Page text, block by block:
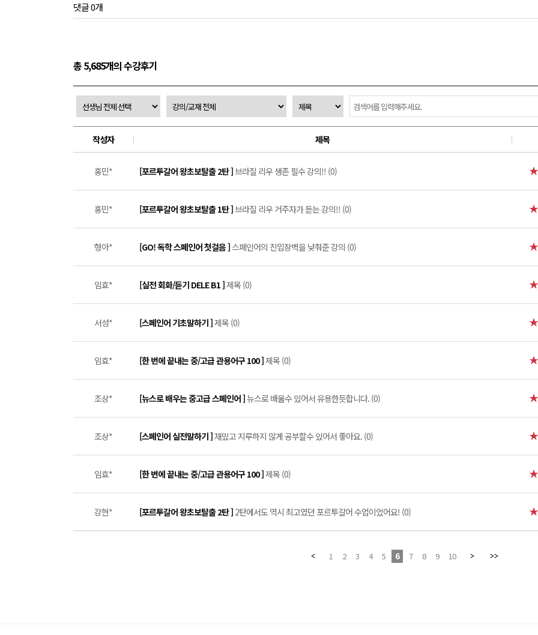
댓글 0개
총 5,685개의 수강후기
작성자 제목
홍민* [포르투갈어 왕초보탈출 2탄 ]브라질 리우 생존 필수 강의!! (0)
홍민* [포르투갈어 왕초보탈출 1탄 ]브라질 리우 거주자가 듣는 강의!! (0)
형아* [GO! 독학 스페인어 첫걸음 ]스페인어의 진입장벽을 낮춰준 강의 (0)
임효* [실전 회화/듣기 DELE B1 ]제목 (0)
서성* [스페인어 기초말하기 ]제목 (0)
임효* [한 번에 끝내는 중/고급 관용어구 100 ]제목 (0)
조상* [뉴스로 배우는 중고급 스페인어 ]뉴스로 배울수 있어서 유용한듯합니다. (0)
조상* [스페인어 실전말하기 ]재밌고 지루하지 않게 공부할수 있어서 좋아요. (0)
임효* [한 번에 끝내는 중/고급 관용어구 100 ]제목 (0)
강현* [포르투갈어 왕초보탈출 2탄 ] 2탄에서도 역시 최고였던 포르투갈어 수업이었어요! (0)
1 2 3 4 5 6 7 8 9 10